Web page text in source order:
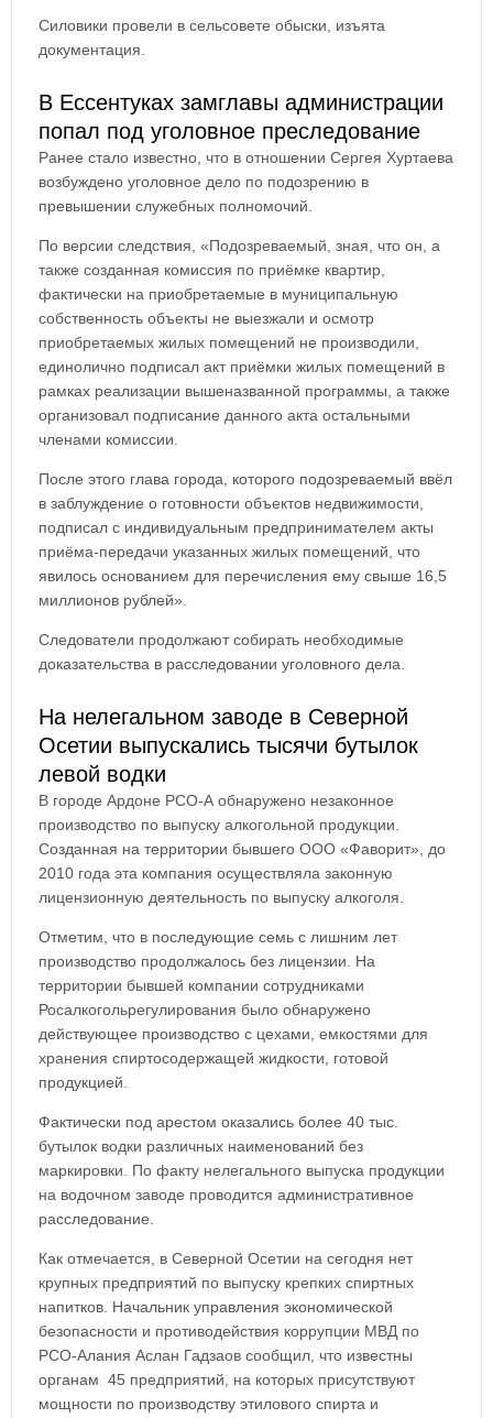
Силовики провели в сельсовете обыски, изъята
документация.
В Ессентуках замглавы администрации
попал под уголовное преследование
Ранее стало известно, что в отношении Сергея Хуртаева
возбуждено уголовное дело по подозрению в
превышении служебных полномочий.
По версии следствия, «Подозреваемый, зная, что он, а
также созданная комиссия по приёмке квартир,
фактически на приобретаемые в муниципальную
собственность объекты не выезжали и осмотр
приобретаемых жилых помещений не производили,
единолично подписал акт приёмки жилых помещений в
рамках реализации вышеназванной программы, а также
организовал подписание данного акта остальными
членами комиссии.
После этого глава города, которого подозреваемый ввёл
в заблуждение о готовности объектов недвижимости,
подписал с индивидуальным предпринимателем акты
приёма-передачи указанных жилых помещений, что
явилось основанием для перечисления ему свыше 16,5
миллионов рублей».
Следователи продолжают собирать необходимые
доказательства в расследовании уголовного дела.
На нелегальном заводе в Северной
Осетии выпускались тысячи бутылок
левой водки
В городе Ардоне РСО-А обнаружено незаконное
производство по выпуску алкогольной продукции.
Созданная на территории бывшего ООО «Фаворит», до
2010 года эта компания осуществляла законную
лицензионную деятельность по выпуску алкоголя.
Отметим, что в последующие семь с лишним лет
производство продолжалось без лицензии. На
территории бывшей компании сотрудниками
Росалкогольрегулирования было обнаружено
действующее производство с цехами, емкостями для
хранения спиртосодержащей жидкости, готовой
продукцией.
Фактически под арестом оказались более 40 тыс.
бутылок водки различных наименований без
маркировки. По факту нелегального выпуска продукции
на водочном заводе проводится административное
расследование.
Как отмечается, в Северной Осетии на сегодня нет
крупных предприятий по выпуску крепких спиртных
напитков. Начальник управления экономической
безопасности и противодействия коррупции МВД по
РСО-Алания Аслан Гадзаов сообщил, что известны
органам 45 предприятий, на которых присутствуют
мощности по производству этилового спирта и